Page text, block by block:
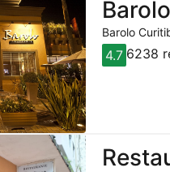
Barolo
4.7 6238